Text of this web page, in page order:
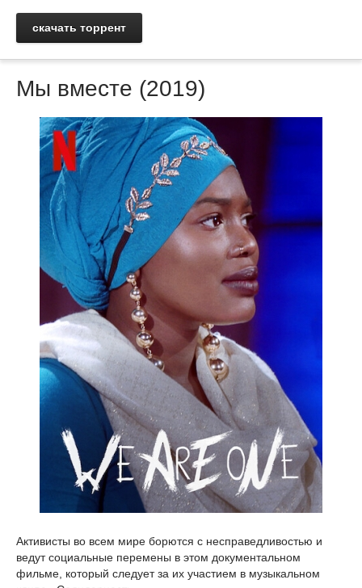
скачать торрент
Мы вместе (2019)
Активисты во всем мире борются с несправедливостью и
ведут социальные перемены в этом документальном
фильме, который следует за их участием в музыкальном